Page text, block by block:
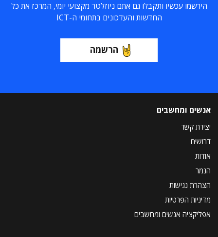
הירשמו עכשיו ותקבלו גם אתם ניוזלטר מקצועי יומי, המרכז את כל
החדשות והעדכונים בתחומי ה-ICT
הרשמה
אנשים ומחשבים
יצירת קשר
דרושים
אודות
הנמר
הצהרת נגישות
מדיניות הפרטיות
אפליקציה אנשים ומחשבים